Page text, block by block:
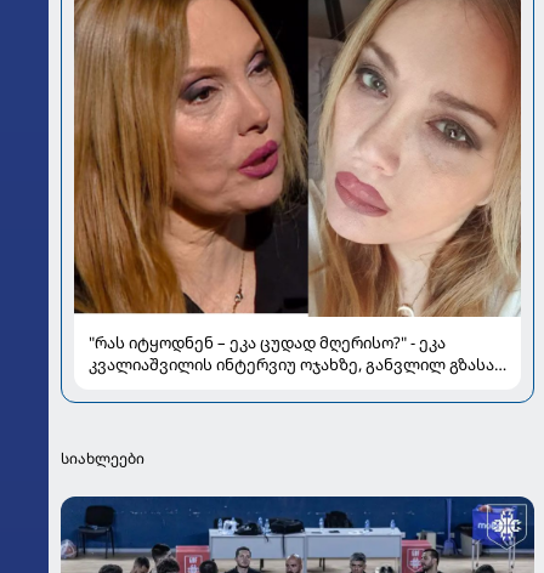
"რას იტყოდნენ – ეკა ცუდად მღერისო?" - ეკა
კვალიაშვილის ინტერვიუ ოჯახზე, განვლილ გზასა
სიახლეები